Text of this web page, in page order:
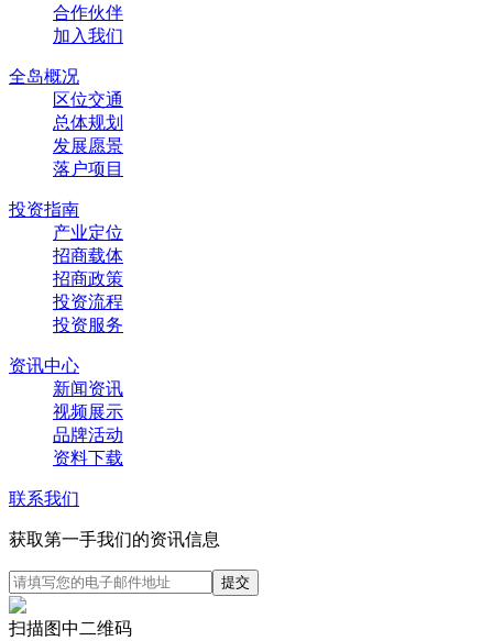
合作伙伴
加入我们
全岛概况
区位交通
总体规划
发展愿景
落户项目
投资指南
产业定位
招商载体
招商政策
投资流程
投资服务
资讯中心
新闻资讯
视频展示
品牌活动
资料下载
联系我们
获取第一手我们的资讯信息
扫描图中二维码